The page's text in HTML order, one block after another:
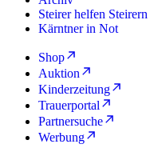
Steirer helfen Steirern
Kärntner in Not
Shop
Auktion
Kinderzeitung
Trauerportal
Partnersuche
Werbung